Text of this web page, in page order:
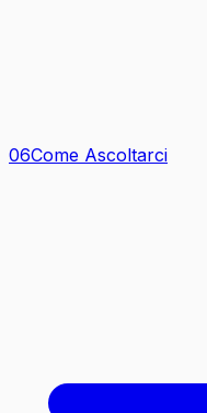
06Come Ascoltarci